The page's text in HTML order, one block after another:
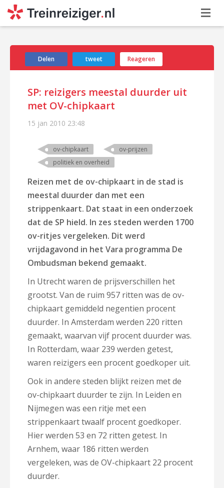
Delen tweet Reageren
SP: reizigers meestal duurder uit
met OV-chipkaart
15 jan 2010 23:48
ov-chipkaart
ov-prijzen
politiek en overheid
Reizen met de ov-chipkaart in de stad is
meestal duurder dan met een
strippenkaart. Dat staat in een onderzoek
dat de SP hield. In zes steden werden 1700
ov-ritjes vergeleken. Dit werd
vrijdagavond in het Vara programma De
Ombudsman bekend gemaakt.
In Utrecht waren de prijsverschillen het
grootst. Van de ruim 957 ritten was de ov-
chipkaart gemiddeld negentien procent
duurder. In Amsterdam werden 220 ritten
gemaakt, waarvan vijf procent duurder was.
In Rotterdam, waar 239 werden getest,
waren reizigers een procent goedkoper uit.
Ook in andere steden blijkt reizen met de
ov-chipkaart duurder te zijn. In Leiden en
Nijmegen was een ritje met een
strippenkaart twaalf procent goedkoper.
Hier werden 53 en 72 ritten getest. In
Arnhem, waar 186 ritten werden
vergeleken, was de OV-chipkaart 22 procent
duurder.